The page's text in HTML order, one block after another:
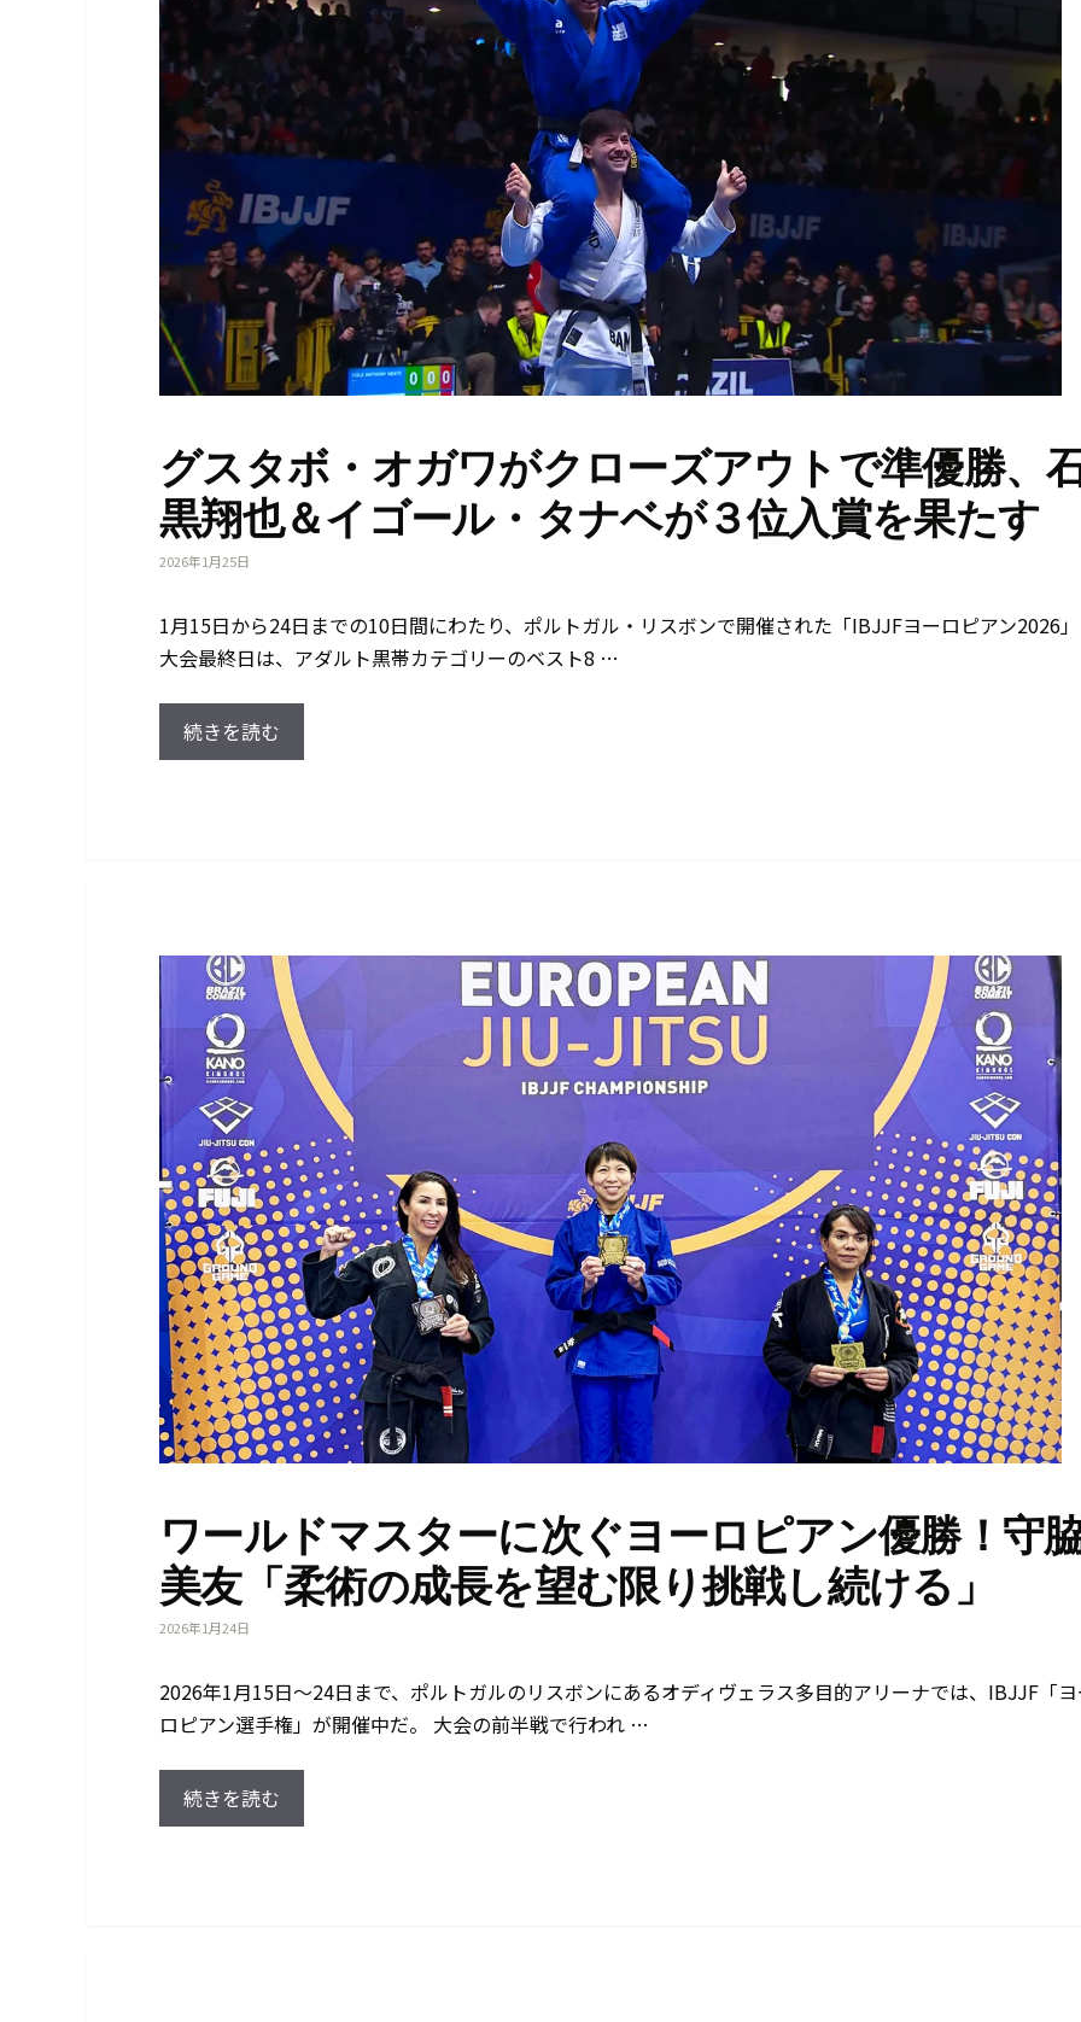
グスタボ・オガワがクローズアウトで準優勝、
黒翔也＆イゴール・タナベが３位入賞を果たす
2026年1月25日
1月15日から24日までの10日間にわたり、ポルトガル・リスボンで開催された「IBJJFヨーロピアン2026
大会最終日は、アダルト黒帯カテゴリーのベスト8 …
続きを読む
ワールドマスターに次ぐヨーロピアン優勝！守
美友「柔術の成長を望む限り挑戦し続ける」
2026年1月24日
2026年1月15日～24日まで、ポルトガルのリスボンにあるオディヴェラス多目的アリーナでは、IBJJF「
ロピアン選手権」が開催中だ。 大会の前半戦で行われ …
続きを読む